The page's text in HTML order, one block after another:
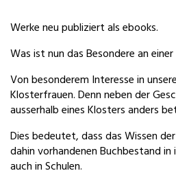
Werke neu publiziert als ebooks.
Was ist nun das Besondere an
Von besonderem Interesse in
Klosterfrauen. Denn neben der
ausserhalb eines Klosters anders
Dies bedeutet, dass das Wissen
dahin vorhandenen Buchbestand
auch in Schulen.